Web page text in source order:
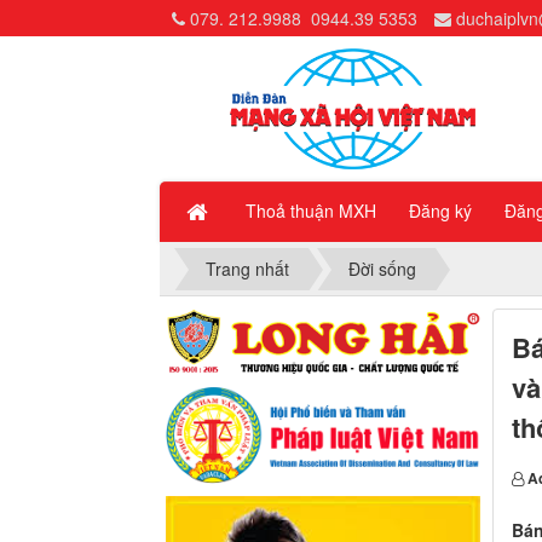
Thoả thuận MXH Đăng ký
079. 212.9988 0944.39 5353
Trang nhất Đời sống